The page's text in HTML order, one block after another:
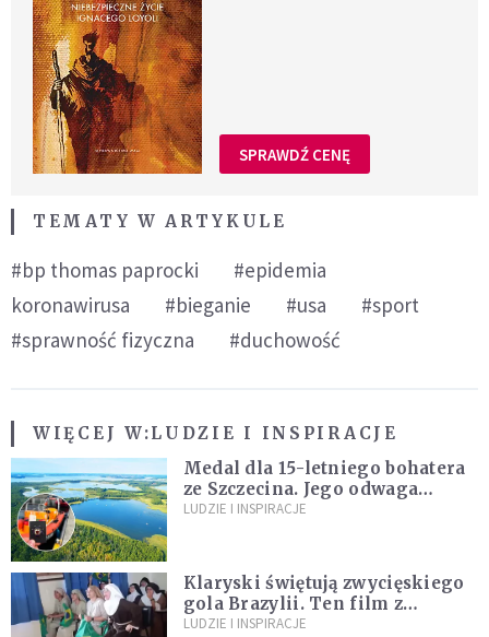
SPRAWDŹ CENĘ
TEMATY W ARTYKULE
#bp thomas paprocki
#epidemia
koronawirusa
#bieganie #usa
#sport
#sprawność fizyczna
#duchowość
WIĘCEJ W:LUDZIE I INSPIRACJE
Medal dla 15-letniego bohatera
ze Szczecina. Jego odwaga
ocaliła ludzkie życie
LUDZIE I INSPIRACJE
Klaryski świętują zwycięskiego
gola Brazylii. Ten film z
zakonnicami obejrzały już
LUDZIE I INSPIRACJE